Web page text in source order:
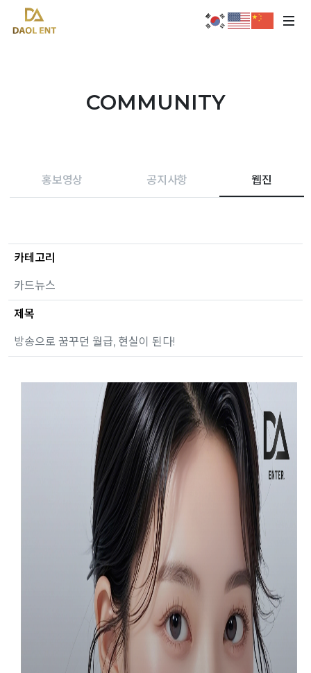
COMMUNITY
홍보영상 공지사항 웹진
카테고리
카드뉴스
제목
방송으로 꿈꾸던 월급, 현실이 된다!